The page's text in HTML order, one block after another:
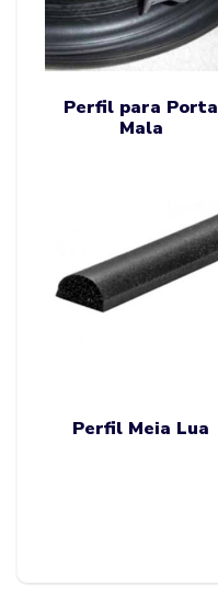
Perfil para Porta
Mala
Perfil Meia Lua